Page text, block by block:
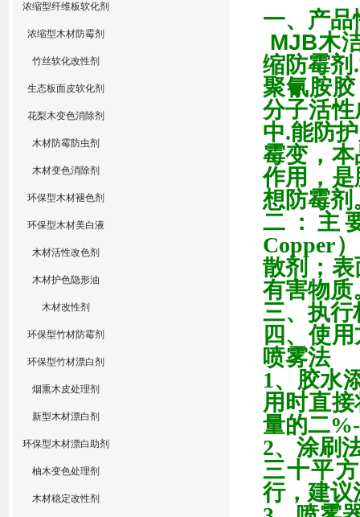
浓缩型纤维板软化剂
浓缩型木材防霉剂
竹丝软化改性剂
生态板面皮软化剂
花梨木变色消除剂
木材防霉防虫剂
木材变色消除剂
环保型木材褪色剂
环保型木材美白液
木材活性改色剂
木材护色隐形油
木材改性剂
环保型竹材防霉剂
环保型竹材漂白剂
烟熏木皮处理剂
新型木材漂白剂
环保型木材漂白助剂
柚木变色处理剂
木材稳定改性剂
一、产品
MJB木
缩防霉剂 .
聚氰胺胶
分子活
中.能防
霉变，
作用，
想防霉剂
二：主
Copper
散剂；
有害物质
三、执行
四、使
喷雾法
1、胶水
用时直
量的二
2、涂刷
三十平方
行，建议